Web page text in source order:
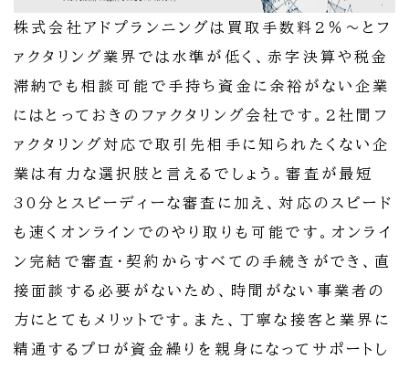
株式会社アドプランニングは買取手数料2％～とフ
ァクタリング業界では水準が低く、赤字決算や税金
滞納でも相談可能で手持ち資金に余裕がない企業
にはとっておきのファクタリング会社です。2社間フ
ァクタリング対応で取引先相手に知られたくない企
業は有力な選択肢と言えるでしょう。審査が最短
30分とスピーディーな審査に加え、対応のスピード
も速くオンラインでのやり取りも可能です。オンライ
ン完結で審査・契約からすべての手続きができ、直
接面談する必要がないため、時間がない事業者の
方にとてもメリットです。また、丁寧な接客と業界に
精通するプロが資金繰りを親身になってサポートし